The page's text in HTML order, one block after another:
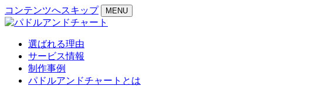
コンテンツへスキップ MENU
選ばれる理由
サービス情報
制作事例
パドルアンドチャートとは